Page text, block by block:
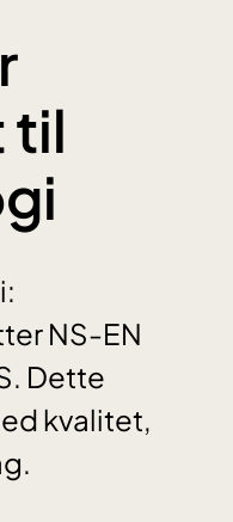
til
NS-EN
Dette
kvalitet,